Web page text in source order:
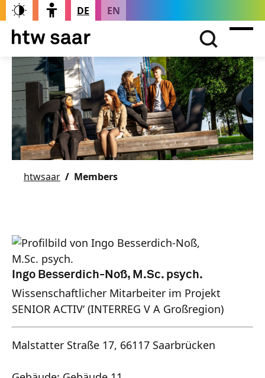
DE EN
htwsaar Members
Ingo Besserdich-Noß, M.Sc. psych.
Wissenschaftlicher Mitarbeiter im Projekt
SENIOR ACTIV‘ (INTERREG V A Großregion)
Malstatter Straße 17, 66117 Saarbrücken